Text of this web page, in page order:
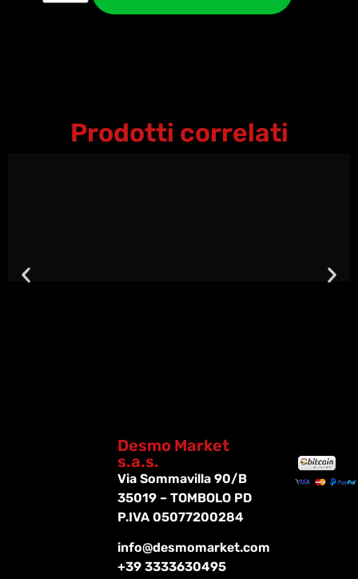
Prodotti correlati
Desmo Market
s.a.s.
Via Sommavilla 90/B
35019 – TOMBOLO PD
P.IVA 05077200284
info@desmomarket.com
+39 3333630495